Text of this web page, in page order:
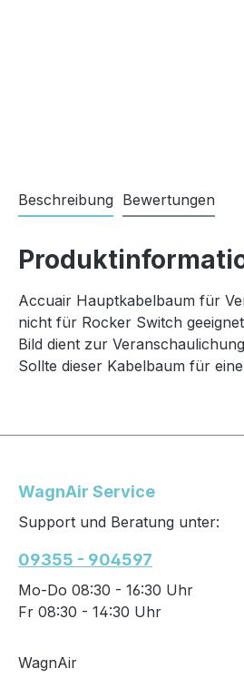
Beschreibung Bewertungen
Accuair Hauptkabelbaum für
nicht für Rocker Switch
Bild dient zur
Sollte dieser Kabelbaum für
WagnAir Service
Support und Beratung unter:
09355 - 904597
Mo-Do 08:30 - 16:30 Uhr
Fr 08:30 - 14:30 Uhr
WagnAir